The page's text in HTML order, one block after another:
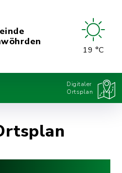
19 °C
Digitaler
Ortsplan